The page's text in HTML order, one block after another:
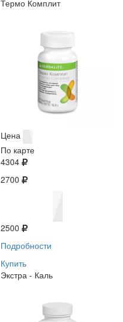
Термо Комплит
Цена
По карте
4304
2700
2500
Подробности
Купить
Экстра - Каль